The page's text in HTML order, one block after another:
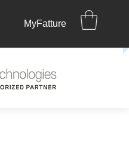
Contatti
MyFatture